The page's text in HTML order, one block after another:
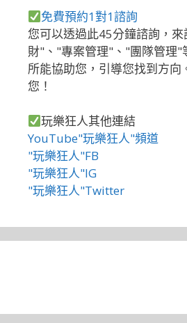
免費預約1對1諮詢
您可以透過此45分鐘諮詢，
財"、"專案管理"、"團隊管理"
所能協助您，引導您找到方向
您！
玩樂狂人其他連結
YouTube"玩樂狂人"頻道
"玩樂狂人"FB
"玩樂狂人"IG
"玩樂狂人"Twitter